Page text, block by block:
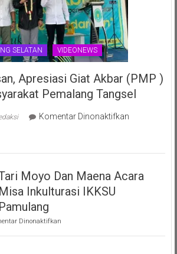
SELATAN VIDEONEWS
Apresiasi Giat Akbar (PMP )
Pemalang Tangsel
Komentar Dinonaktifkanpada
Ichsan,
Giat
Moyo Dan Maena Acara
Misa Inkulturasi IKKSU
Pamulang
Dinonaktifkanpada
Moyo